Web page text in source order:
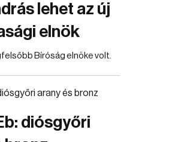
lehet az új
elnök
Bíróság elnöke volt.
diósgyőri